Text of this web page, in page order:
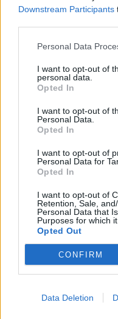
Downstream Participants
Personal Data
I want to opt-out of
personal data.
Opted In
I want to opt-out of
Personal Data.
Opted In
I want to opt-out of
Personal Data for
Opted In
I want to opt-out of
Retention, Sale,
Personal Data that
Purposes for which
Opted Out
CONFIRM
Data Deletion
Newsroom
Ετικέτες :Μαντόνα,Τζούλια